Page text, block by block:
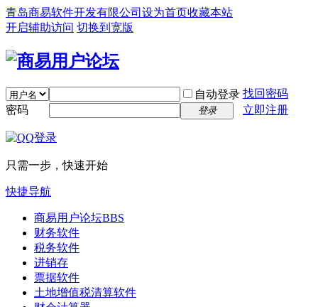
青岛商易软件开发有限公司 设为首页收藏本站
开启辅助访问 切换到宽版
自动登录 找回密码
密码
登录 立即注册
只需一步，快速开始
快捷导航
商易用户论坛BBS
财务软件
税务软件
进销存
票据软件
土地增值税清算软件